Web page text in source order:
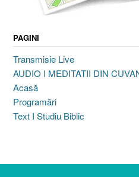
PAGINI
Transmisie Live
AUDIO I MEDITATII DIN
Acasă
Programări
Text I Studiu Biblic